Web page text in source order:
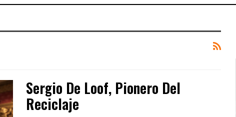
Sergio De Loof, Pionero Del
Reciclaje